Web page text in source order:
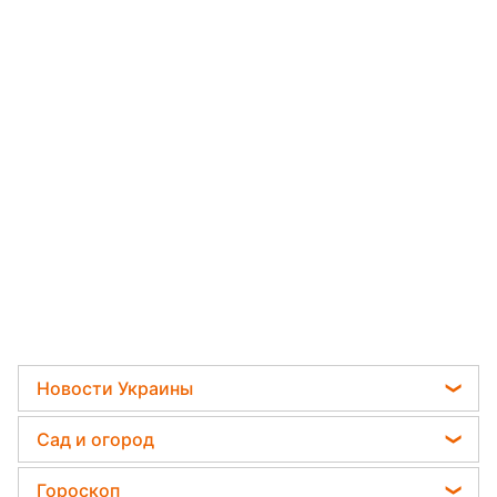
Новости Украины
Телеграм новости Украины
Пенсии в Украине
Сад и огород
Садовод назвал самое эффективное средство
Гороскоп